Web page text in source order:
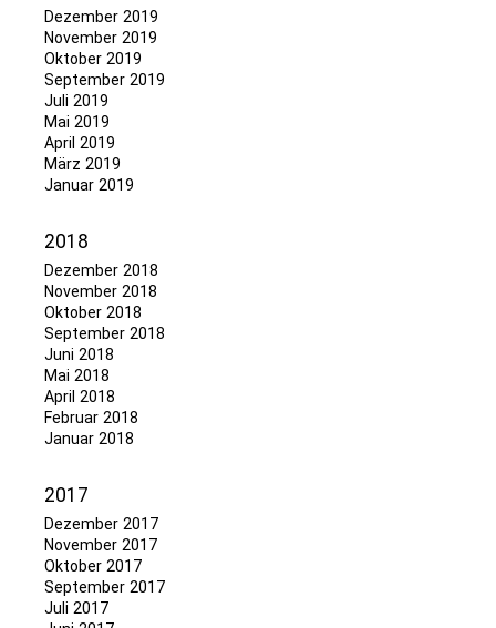
Dezember 2019
November 2019
Oktober 2019
September 2019
Juli 2019
Mai 2019
April 2019
März 2019
Januar 2019
2018
Dezember 2018
November 2018
Oktober 2018
September 2018
Juni 2018
Mai 2018
April 2018
Februar 2018
Januar 2018
2017
Dezember 2017
November 2017
Oktober 2017
September 2017
Juli 2017